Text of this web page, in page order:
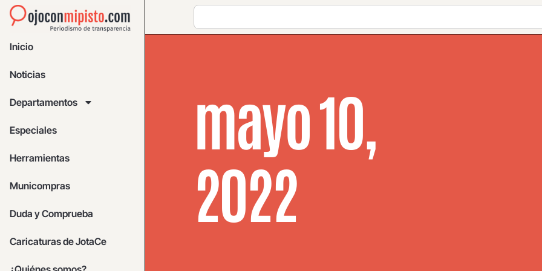
Inicio
Noticias
Departamentos
Especiales
Herramientas
Municompras
Duda y Comprueba
Caricaturas de JotaCe
mayo 10,
2022